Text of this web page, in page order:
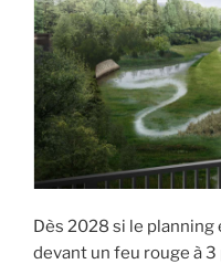
Dès 2028 si le
devant un feu rouge à 3